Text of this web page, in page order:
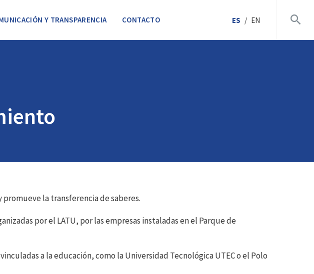
Y TRANSPARENCIA CONTACTO ES / EN
la transferencia de saberes.
por el LATU, por las empresas instaladas en el Parque de
a la educación, como la Universidad Tecnológica UTEC o el Polo